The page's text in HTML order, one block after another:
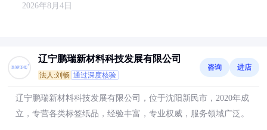
2026年8月4日
辽宁鹏瑞新材料科技发展有限公司
法人:刘畅 通过深度核验
咨询 进店
辽宁鹏瑞新材料科技发展有限公司，位于沈阳新民市，2020年成
立，专营各类标签纸品，经验丰富，专业权威，服务领域广泛。